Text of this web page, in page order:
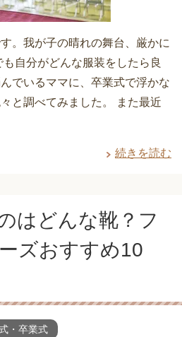
。我が子の晴れの舞台、厳かに
自分がどんな服装をしたら良
でいるママに、卒業式で浮かな
と調べてみました。 また最近
続きを読む
はどんな靴？フ
ズおすすめ10
・卒業式